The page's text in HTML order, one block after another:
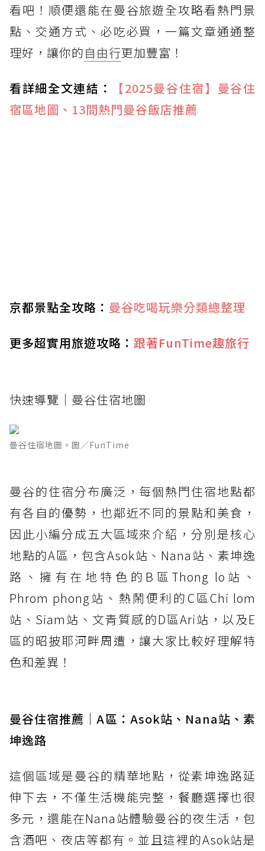
看吧！順便還能在曼谷旅遊全攻略看熱門景
點、交通方式、必吃必買，一篇文章通通整
理好，讓你的自由行更加豐富！
看詳細全文連結：
【2025曼谷住宿】曼谷住
宿區地圖、13間熱門曼谷飯店推薦
京都景點全攻略： 曼谷吃喝玩樂分類總整理
更多超實用旅遊攻略： 跟著FunTime趣旅行
快速導覽｜曼谷住宿地圖
曼谷住宿地圖。圖／FunTime
曼谷的住宿分布廣泛，每個熱門住宿地點都
有各自的優勢，也鄰近不同的景點和美食，
因此小編分成五大區域來介紹，分別是核心
地點的A區，包含Asok站、Nana站、素坤逸
路、擁有在地特色的B區Thong lo站、
Phrom phong站、熱鬧便利的C區Chi lom
站、Siam站、文青質感的D區Ari站，以及E
區的昭披耶河畔周遭，讓大家比較好理解特
色和差異！
曼谷住宿推薦｜A區：Asok站、Nana站、素
坤逸路
這個區域是曼谷的精華地點，從素坤逸路延
伸下去，不僅生活機能完整，餐廳選擇也很
多元，還能在Nana站體驗曼谷的夜生活，包
含酒吧、夜店等都有。並且這裡的Asok站是